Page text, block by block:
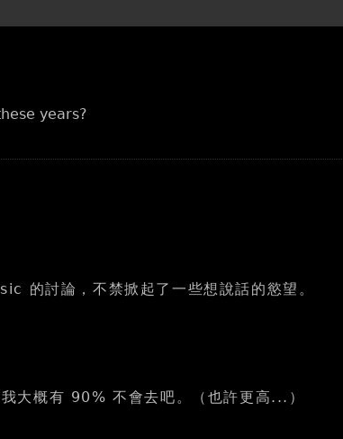
years?
的討論，不禁掀起了一些想說話的慾望。
大概有 90% 不會去吧。（也許更高...）